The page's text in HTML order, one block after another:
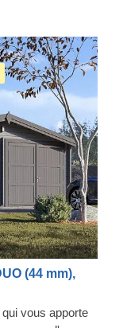
(44 mm),
vous apporte